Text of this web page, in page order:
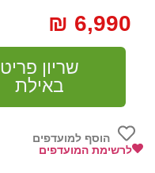
₪ 6,990
שריון פריט
באילת
הוסף למועדפים
לרשימת המועדפים